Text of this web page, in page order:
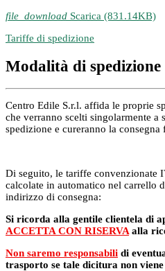
file_download Scarica (831.14KB)
Tariffe di spedizione
Modalità di spedizione
Centro Edile S.r.l. affida le proprie
che verranno scelti singolarmente a
spedizione e cureranno la
Di seguito, le tariffe convenzionate
calcolate in automatico nel carrello
indirizzo di consegna:
Si ricorda alla gentile clientela di
ACCETTA CON RISERVA alla
Non saremo responsabili di
trasporto se tale dicitura non